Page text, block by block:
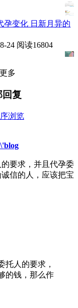
孕变化 日新月异的
24 阅读16804
多
回复
浏览
要求，并且代孕委
信的人，应该把宝
托人的要求，
的钱，那么作